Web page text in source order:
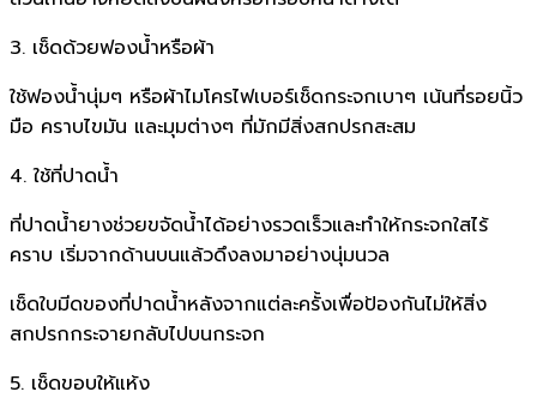
3. เช็ดด้วยฟองน้ำหรือผ้า
ใช้ฟองน้ำนุ่มๆ หรือผ้าไมโครไฟเบอร์เช็ดกระจกเบาๆ เน้นที่รอยนิ้ว
มือ คราบไขมัน และมุมต่างๆ ที่มักมีสิ่งสกปรกสะสม
4. ใช้ที่ปาดน้ำ
ที่ปาดน้ำยางช่วยขจัดน้ำได้อย่างรวดเร็วและทำให้กระจกใสไร้
คราบ เริ่มจากด้านบนแล้วดึงลงมาอย่างนุ่มนวล
เช็ดใบมีดของที่ปาดน้ำหลังจากแต่ละครั้งเพื่อป้องกันไม่ให้สิ่ง
สกปรกกระจายกลับไปบนกระจก
5. เช็ดขอบให้แห้ง